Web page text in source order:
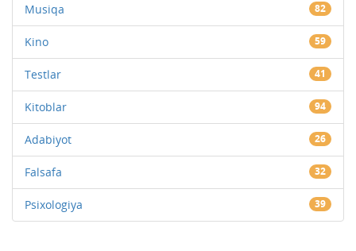
Musiqa 82
Kino 59
Testlar 41
Kitoblar 94
Adabiyot 26
Falsafa 32
Psixologiya 39